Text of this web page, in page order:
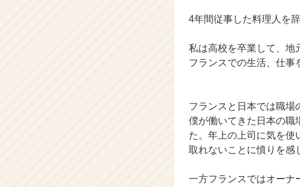
4年間従事した料理人を
私は高校を卒業して、地
フランスでの生活、仕事
フランスと日本では職場
僕が働いてきた日本の職
た。年上の上司に気を使
取れないことに憤りを感
一方フランスではオーナ